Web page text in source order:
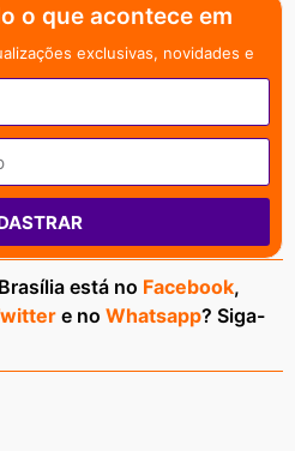
o que acontece em
exclusivas, novidades e
está no Facebook,
e no Whatsapp? Siga-